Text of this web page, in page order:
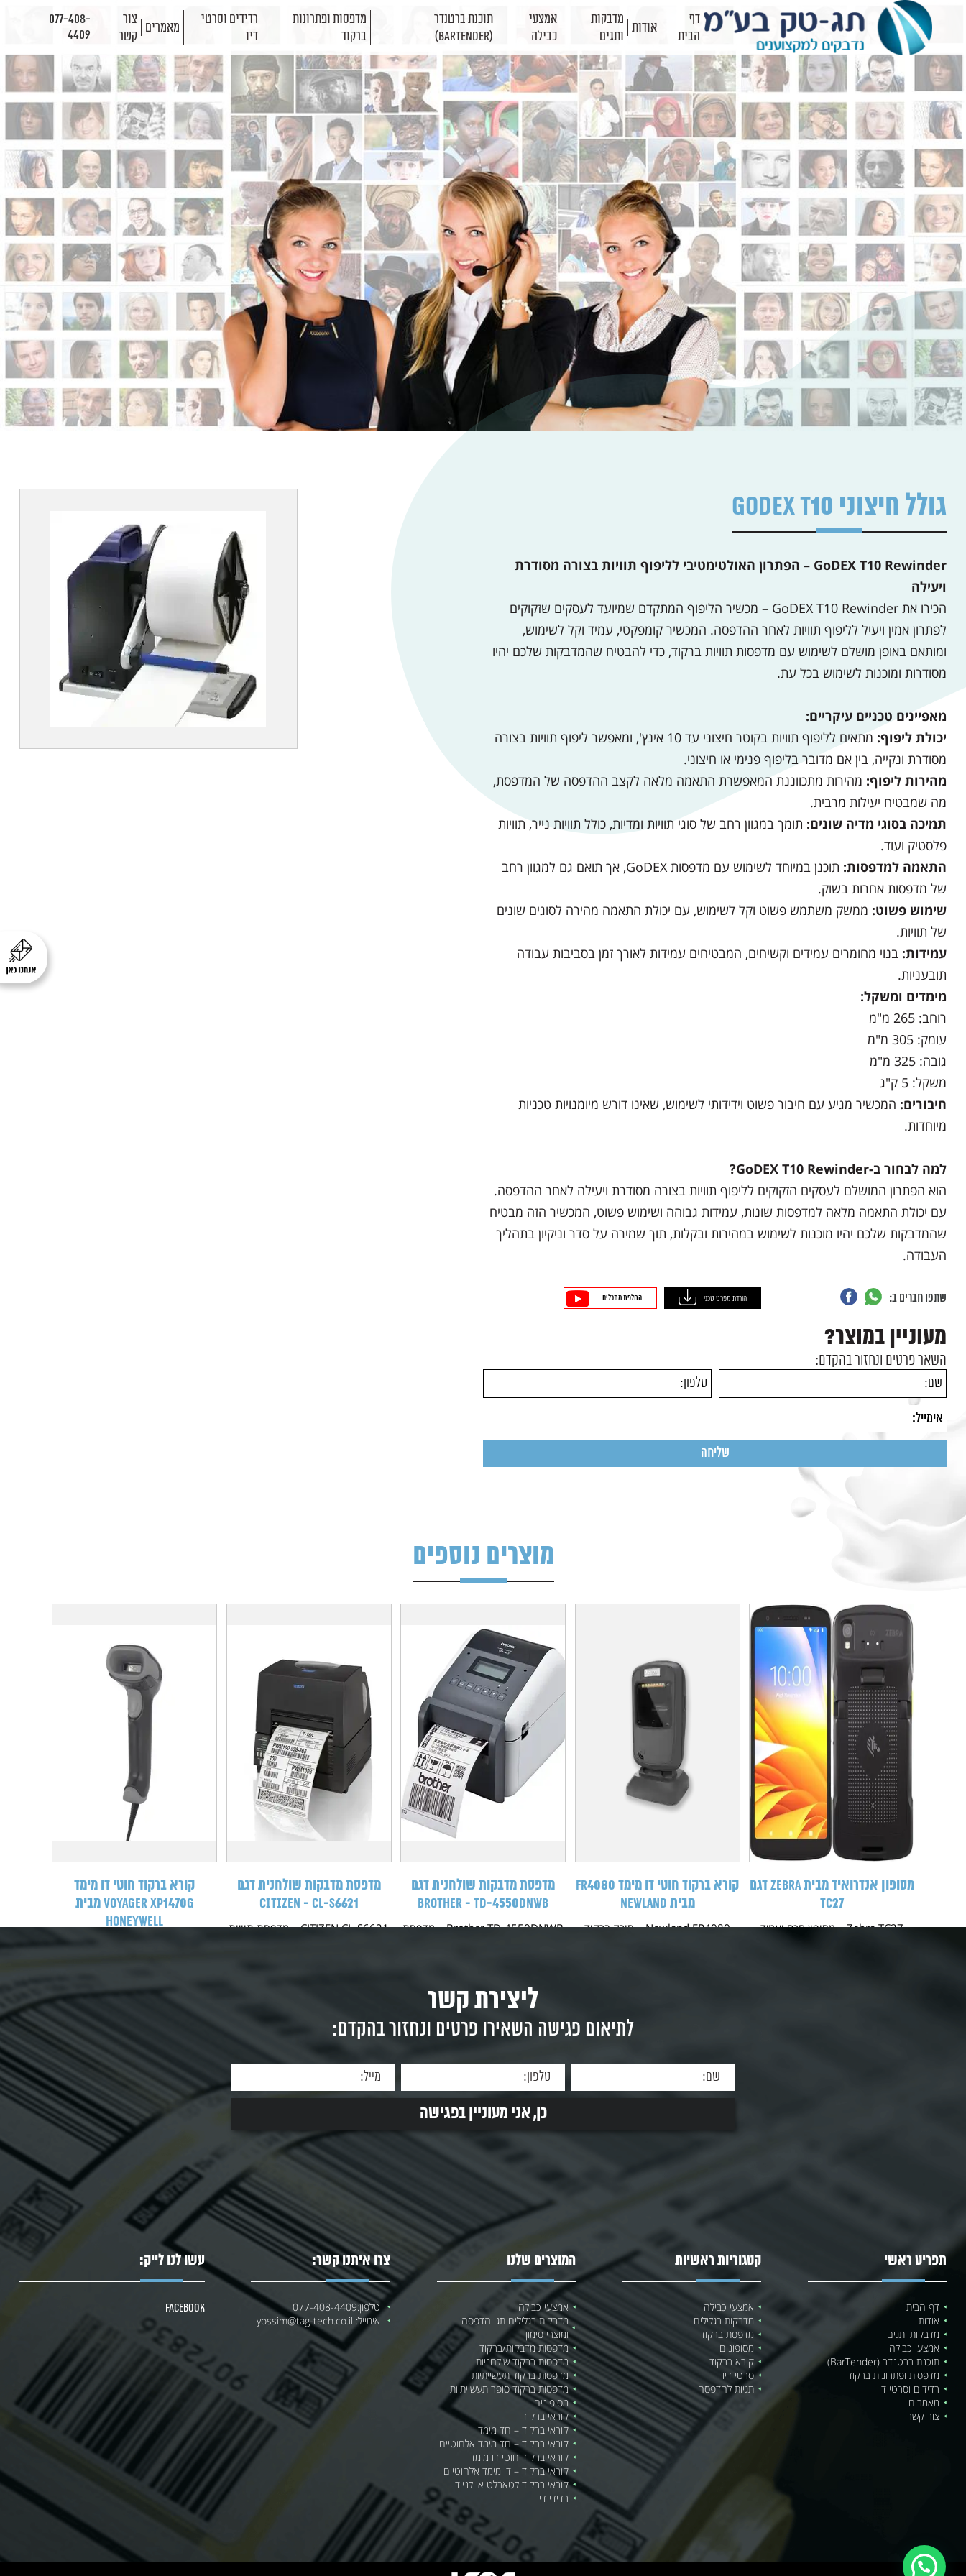
דף
הבית
אודות
מדבקות
ותגים
אמצעי
כבילה
תוכנת ברטנדר
(BarTender)
מדפסות ופתרונות
ברקוד
רדידים וסרטי
דיו
מאמרים
צור
קשר
077-408-
4409
גולל חיצוני GoDEX T10
GoDEX T10 Rewinder – הפתרון האולטימטיבי לליפוף תוויות בצורה מסודרת
ויעילה
הכירו את GoDEX T10 Rewinder – מכשיר הליפוף המתקדם שמיועד לעסקים שזקוקים
לפתרון אמין ויעיל לליפוף תוויות לאחר ההדפסה. המכשיר קומפקטי, עמיד וקל לשימוש,
ומותאם באופן מושלם לשימוש עם מדפסות תוויות ברקוד, כדי להבטיח שהמדבקות שלכם יהיו
מסודרות ומוכנות לשימוש בכל עת.
מאפיינים טכניים עיקריים:
יכולת ליפוף:
מתאים לליפוף תוויות בקוטר חיצוני עד 10 אינץ', ומאפשר ליפוף תוויות בצורה
מסודרת ונקייה, בין אם מדובר בליפוף פנימי או חיצוני.
מהירות ליפוף: מהירות מתכווננת המאפשרת התאמה מלאה לקצב ההדפסה של המדפסת,
מה שמבטיח יעילות מרבית.
תמיכה בסוגי מדיה שונים: תומך במגוון רחב של סוגי תוויות ומדיות, כולל תוויות נייר, תוויות
פלסטיק ועוד.
התאמה למדפסות:
תוכנן במיוחד לשימוש עם מדפסות GoDEX, אך תואם גם למגוון רחב
של מדפסות אחרות בשוק.
שימוש פשוט: ממשק משתמש פשוט וקל לשימוש, עם יכולת התאמה מהירה לסוגים שונים
של תוויות.
עמידות: בנוי מחומרים עמידים וקשיחים, המבטיחים עמידות לאורך זמן בסביבות עבודה
תובעניות.
מימדים ומשקל:
רוחב: 265 מ"מ
עומק: 305 מ"מ
גובה: 325 מ"מ
משקל: 5 ק"ג
חיבורים: המכשיר מגיע עם חיבור פשוט וידידותי לשימוש, שאינו דורש מיומנויות טכניות
מיוחדות.
למה לבחור ב-GoDEX T10 Rewinder?
הוא הפתרון המושלם לעסקים הזקוקים לליפוף תוויות בצורה מסודרת ויעילה לאחר ההדפסה.
עם יכולת התאמה מלאה למדפסות שונות, עמידות גבוהה ושימוש פשוט, המכשיר הזה מבטיח
שהמדבקות שלכם יהיו מוכנות לשימוש במהירות ובקלות, תוך שמירה על סדר וניקיון בתהליך
העבודה.
שתפו חברים ב: הורדת מפרט טכני החלפת מתכלים
מעוניין במוצר?
השאר פרטים ונחזור בהקדם:
מוצרים נוספים
מסופון אנדרואיד מבית Zebra דגם
TC27
Zebra TC27 – מסופון חכם ועמיד
קורא ברקוד חוטי דו מימד FR4080
מבית NEWLAND
Newland FR4080 – סורק ברקוד
מדפסת מדבקות שולחנית דגם
Brother - TD‑4550DNWB
Brother TD‑4550DNWB – מדפסת
מדפסת מדבקות שולחנית דגם
CITIZEN - CL-S6621
CITIZEN CL-S6621 – מדפסת תוויות
קורא ברקוד חוטי דו מימד
Voyager XP1470g מבית
HONEYWELL
Honeywell Voyager™ XP 1470g –
ליצירת קשר
לתיאום פגישה השאירו פרטים ונחזור בהקדם:
תפריט ראשי
דף הבית
אודות
מדבקות ותגים
אמצעי כבילה
תוכנת ברטנדר (BarTender)
מדפסות ופתרונות ברקוד
רדידים וסרטי דיו
מאמרים
צור קשר
קטגוריות ראשיות
אמצעי כבילה
מדבקות בגלילים
מדפסת ברקוד
מסופונים
קורא ברקוד
סרטי דיו
תגיות להדפסה
המוצרים שלנו
אמצעי כבילה
מדבקות בגלילים תגי הדפסה
ומוצרי סימון
מדפסות מדבקות/ברקוד
מדפסות ברקוד שולחניות
מדפסות ברקוד תעשייתיות
מדפסות ברקוד סופר תעשייתיות
מסופונים
קוראי ברקוד
קוראי ברקוד – חד מימד
קוראי ברקוד – חד מימד אלחוטיים
קוראי ברקוד חוטי דו מימד
קוראי ברקוד – דו מימד אלחוטיים
קוראי ברקוד לטאבלט או לנייד
רדידי דיו
צרו איתנו קשר:
טלפון:077-408-4409
אימייל: yossim@tag-tech.co.il
עשו לנו לייק:
Facebook